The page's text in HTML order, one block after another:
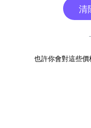
清
也許你會對這些價